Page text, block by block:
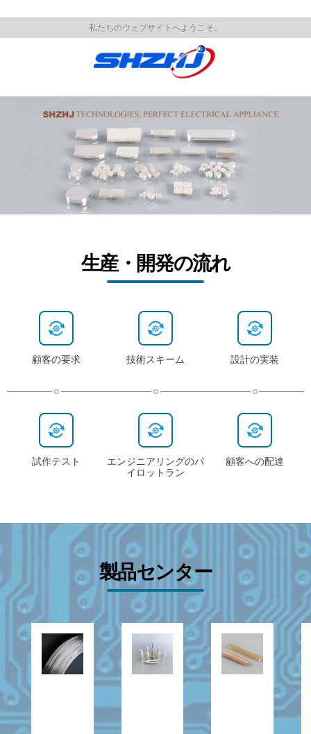
私たちのウェブサイトへようこそ。
生産・開発の流れ
顧客の要求 技術スキーム 設計の実装
試作テスト
エンジニアリングのパ
イロットラン
顧客への配達
製品センター